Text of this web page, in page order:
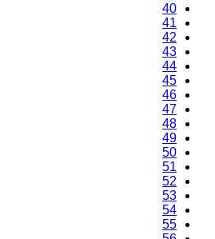
40
41
42
43
44
45
46
47
48
49
50
51
52
53
54
55